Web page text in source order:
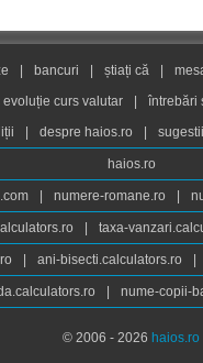
bancuri știați că
evoluție curs valutar
întrebări
despre haios.ro
haios.ro
numere-romane.ro
taxa-
ani-bisecti.calculators.ro
nume-copii-
© 2006 - 2026 haios.ro